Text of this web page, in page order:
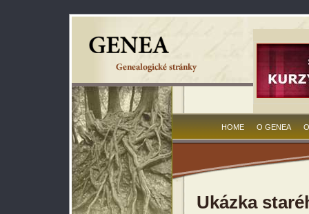
HOME O GENEA
Ukázka